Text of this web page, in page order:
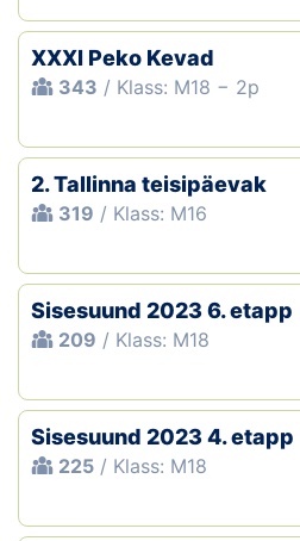
XXXI Peko Kevad
343 / Klass: M18 − 2p
2. Tallinna teisipäevak
319 / Klass: M16
Sisesuund 2023 6. etapp
209 / Klass: M18
Sisesuund 2023 4. etapp
225 / Klass: M18